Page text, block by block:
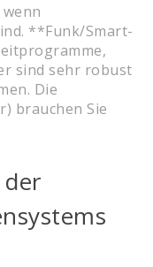
**Funk/Smart-
sind sehr robust
Die
brauchen Sie